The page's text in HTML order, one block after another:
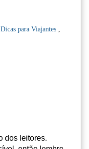
Dicas para Viajantes ,
dos leitores.